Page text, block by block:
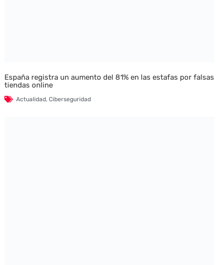
España registra un aumento del 81% en las estafas por falsas
tiendas online
Actualidad, Ciberseguridad